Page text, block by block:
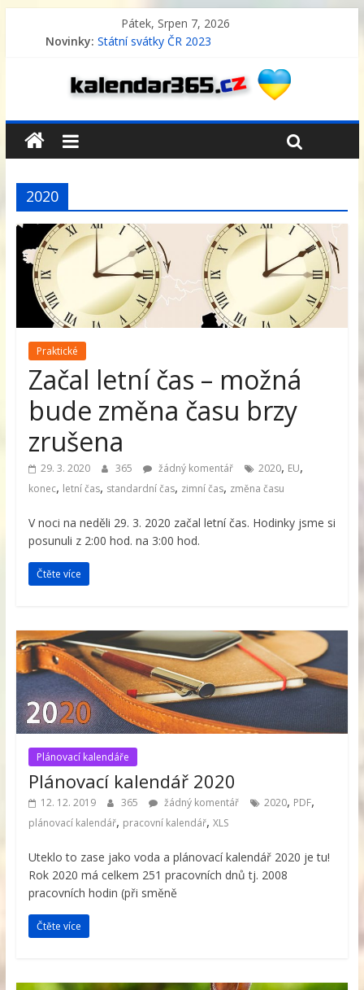
Pátek, Srpen 7, 2026
Novinky: Státní svátky ČR 2023
Pracovní plánovací kalendář – rozpis 2025
Pracovní plánovací kalendář – rozpis 2024
2020
Praktické
Začal letní čas – možná
bude změna času brzy
zrušena
29. 3. 2020 365 žádný komentář 2020, EU,
konec, letní čas, standardní čas, zimní čas, změna času
V noci na neděli 29. 3. 2020 začal letní čas. Hodinky jsme si
posunuli z 2:00 hod. na 3:00 hod.
Čtěte více
Plánovací kalendáře
Plánovací kalendář 2020
12. 12. 2019 365 žádný komentář 2020, PDF,
plánovací kalendář, pracovní kalendář, XLS
Uteklo to zase jako voda a plánovací kalendář 2020 je tu!
Rok 2020 má celkem 251 pracovních dnů tj. 2008
pracovních hodin (při směně
Čtěte více